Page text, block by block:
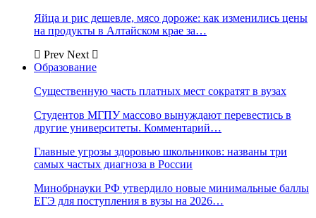
Яйца и рис дешевле, мясо дороже: как изменились цены
на продукты в Алтайском крае за…
Prev Next
Образование
Существенную часть платных мест сократят в вузах
Студентов МГПУ массово вынуждают перевестись в
другие университеты. Комментарий…
Главные угрозы здоровью школьников: названы три
самых частых диагноза в России
Минобрнауки РФ утвердило новые минимальные баллы
ЕГЭ для поступления в вузы на 2026…